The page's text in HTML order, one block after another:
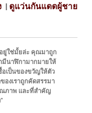
| ดูแว่นกันแดดผู้ชาย
ยู่ใช่มั้ยล่ะ คุณมาถูก
มีนาฬิกามากมายให้
อเป็นของขวัญให้ตัว
องเราถูกคัดสรรมา
ณภาพ และที่สำคัญ